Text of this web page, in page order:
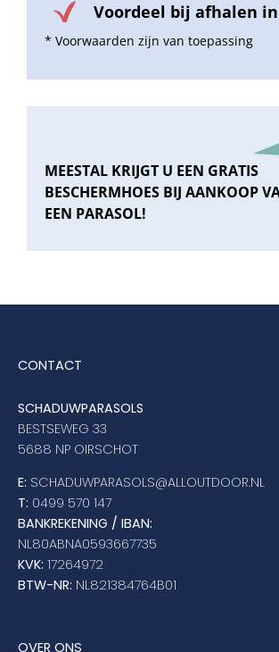
Voordeel bij afhalen
* Voorwaarden zijn van toepassing
MEESTAL KRIJGT U EEN GRATIS
BESCHERMHOES BIJ AANKOOP
EEN PARASOL!
CONTACT
SCHADUWPARASOLS
BESTSEWEG 33
5688 NP OIRSCHOT
E: SCHADUWPARASOLS@ALLOUTDOOR.NL
T: 0499 570 147
BANKREKENING / IBAN:
NL80ABNA0593667735
KVK: 17264972
BTW-NR: NL821384764B01
OVER ONS